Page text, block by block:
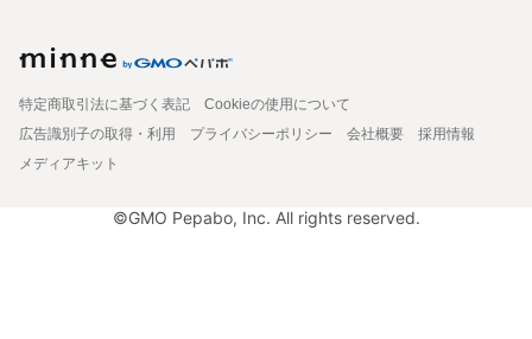
特定商取引法に基づく表記
Cookieの使用について
広告識別子の取得・利用
プライバシーポリシー 会社概要
採用情報
メディアキット
©GMO Pepabo, Inc. All rights reserved.